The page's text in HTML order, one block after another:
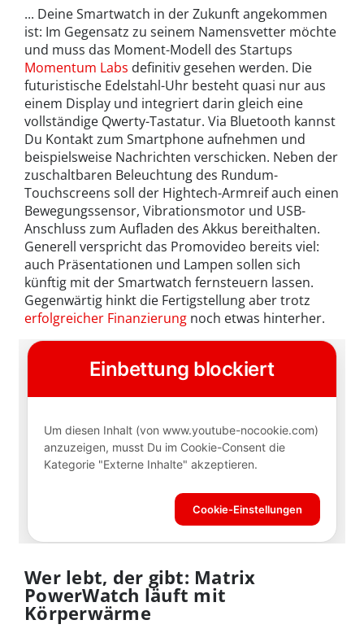
... Deine Smartwatch in der Zukunft angekommen
ist: Im Gegensatz zu seinem Namensvetter möchte
und muss das Moment-Modell des Startups
Momentum Labs definitiv gesehen werden. Die
futuristische Edelstahl-Uhr besteht quasi nur aus
einem Display und integriert darin gleich eine
vollständige Qwerty-Tastatur. Via Bluetooth kannst
Du Kontakt zum Smartphone aufnehmen und
beispielsweise Nachrichten verschicken. Neben der
zuschaltbaren Beleuchtung des Rundum-
Touchscreens soll der Hightech-Armreif auch einen
Bewegungssensor, Vibrationsmotor und USB-
Anschluss zum Aufladen des Akkus bereithalten.
Generell verspricht das Promovideo bereits viel:
auch Präsentationen und Lampen sollen sich
künftig mit der Smartwatch fernsteuern lassen.
Gegenwärtig hinkt die Fertigstellung aber trotz
erfolgreicher Finanzierung noch etwas hinterher.
Wer lebt, der gibt: Matrix
PowerWatch läuft mit
Körperwärme